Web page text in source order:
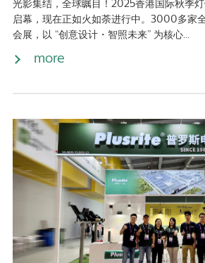
光影集结，全球瞩目！2025香港国际秋季
启幕，现在正如火如荼进行中。3000多家
会展，以 “创意设计・智照未来” 为核心...
more